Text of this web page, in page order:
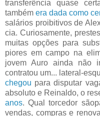
transferência quase
tambémera dada como
salários proibitivos de
cia. Curiosamente,
muitas opções para
piores em campo na
jovem Auro ainda não
contratou um... lateral-
chegou para disputar
absoluto e Reinaldo, o
anos. Qual torcedor
vendas, compras e